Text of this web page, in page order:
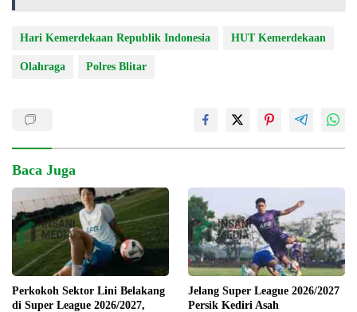
Hari Kemerdekaan Republik Indonesia HUT Kemerdekaan
Olahraga Polres Blitar
Baca Juga
Perkokoh Sektor Lini Belakang
di Super League 2026/2027,
Jelang Super League 2026/2027
Persik Kediri Asah